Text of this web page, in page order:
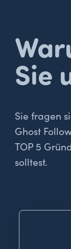
Sie
Sie fragen
Ghost
TOP 5
solltest.